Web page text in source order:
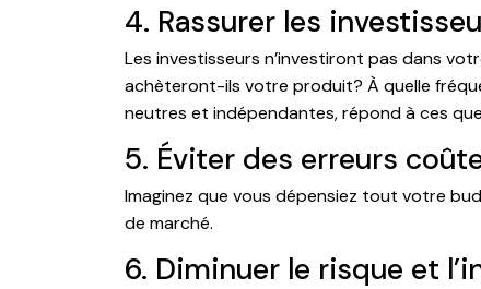
4. Rassurer les
Les investisseurs n’investiront pas dans
achèteront-ils votre produit? À quelle
neutres et indépendantes, répond à ces
5. Éviter des erreurs
Imaginez que vous dépensiez tout votre
de marché.
6. Diminuer le risque et